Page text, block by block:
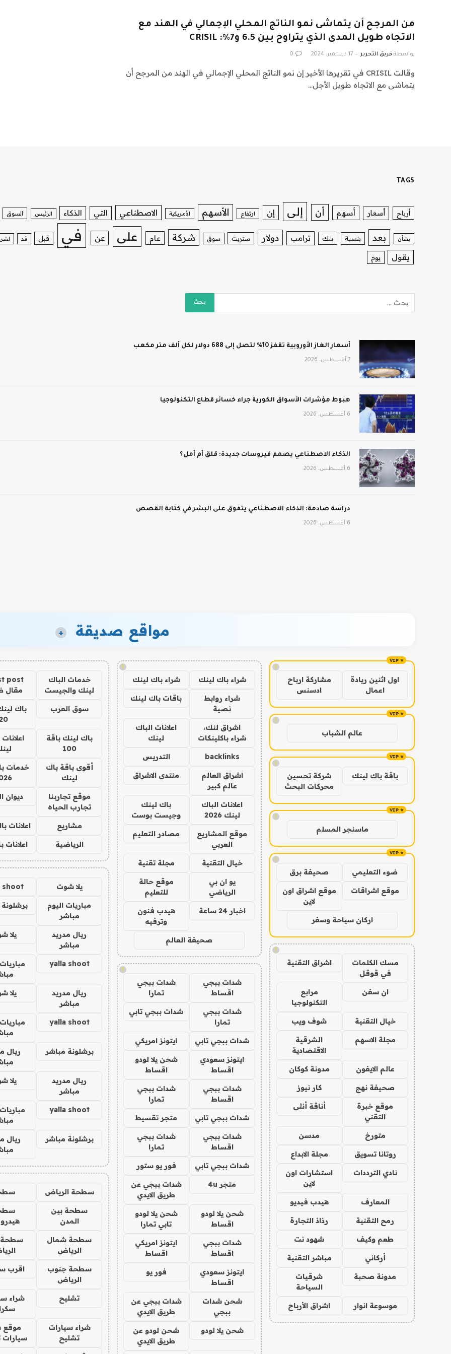
من المرجح أن يتماشى نمو الناتج المحلي الإجمالي في الهند مع
الاتجاه طويل المدى الذي يتراوح بين 6.5 و7%: CRISIL
بواسطة فريق التحرير 17 ديسمبر، 2024 0
وقالت CRISIL في تقريرها الأخير إن نمو الناتج المحلي الإجمالي في الهند من المرجح أن
يتماشى مع الاتجاه طويل الأجل…
TAGS
أرباح أسعار أسهم أن إلى إن ارتفاع الأسهم الأمريكية الاصطناعي التي الذكاء الرئيس السوق
بشأن بعد بنسبة بنك ترامب دولار ستريت سوق شركة عام على عن في قبل قد
يقول يوم
أسعار الغاز الأوروبية تقفز 10% لتصل إلى 688 دولار لكل ألف متر مكعب
7 أغسطس، 2026
هبوط مؤشرات الأسواق الكورية جراء خسائر قطاع التكنولوجيا
6 أغسطس، 2026
الذكاء الاصطناعي يصمم فيروسات جديدة: قلق أم أمل؟
6 أغسطس، 2026
دراسة صادمة: الذكاء الاصطناعي يتفوق على البشر في كتابة القصص
6 أغسطس، 2026
مواقع صديقة +
!
اول اثنين ريادة
اعمال
مشاركة ارباح
ادسنس
!
عالم الشباب
!
باقة باك لينك
شركة تحسين
محركات البحث
!
ماسنجر المسلم
!
ضوء التعليمي صحيفة برق
موقع اشراقات
موقع اشراق اون
لاين
اركان سياحة وسفر
!
مسك الكلمات
في قوقل
اشراق التقنية
ان سفن
مرابع
التكنولوجيا
خيال التقنية شوف ويب
مجلة الاسهم
الشرقية
الاقتصادية
عالم الايفون مدونة كوكان
صحيفة نهج كار نيوز
موقع خبرة
التقني
أناقة أنثى
متورخ مدسن
روتانا تسويق مجلة الابداع
نادي الترددات
استشارات اون
لاين
المعارف هيدب فيديو
رمح التقنية رذاذ التجارة
طعم وكيف شهود نت
أركاني مباشر التقنية
مدونة صحبة
شرقيات
السياحة
موسوعة انوار اشراق الأرباح
!
شراء باك لينك شراء باك لينك
شراء روابط
نصية
باقات باك لينك
اشراق لنك،
شراء باكلينكات
اعلانات الباك
لينك
backlinks التدريس
اشراق العالم
عالم كبير
منتدى الاشراق
اعلانات الباك
لينك 2026
باك لينك
وجيست بوست
موقع المشاريع
العربي
مصادر التعليم
خيال التقنية مجلة تقنية
يو ان بي
الرياضي
موقع حالة
للتعليم
اخبار 24 ساعة
هيدب فنون
وترفيه
صحيفة العالم
!
شدات ببجي
اقساط
شدات ببجي
تمارا
شدات ببجي
تمارا
شدات ببجي تابي
شدات ببجي تابي ايتونز امريكي
ايتونز سعودي
اقساط
شحن يلا لودو
اقساط
شدات ببجي
اقساط
شدات ببجي
تمارا
شدات ببجي تابي متجر تقسيط
شدات ببجي
اقساط
شدات ببجي
تمارا
شدات ببجي تابي فور يو ستور
متجر 4u
شدات ببجي عن
طريق الايدي
شحن يلا لودو
اقساط
شحن يلا لودو
تابي تمارا
شدات ببجي
اقساط
ايتونز امريكي
اقساط
ايتونز سعودي
اقساط
فور يو
شحن شدات
ببجي
شدات ببجي عن
طريق الايدي
شحن يلا لودو
شحن لودو عن
طريق الايدي
خدمات الباك
لينك والجيست
post
مقال
سوق العرب
باك
باك لينك باقة
100
أقوى باقة باك
لينك
خدمات
موقع تجاربنا
تجارب الحياه
ديوان
مشاريع اعلانات
الرياضية اعلانات
يلا شوت shoot
مباريات اليوم
مباشر
ريال مدريد
مباشر
يلا
yalla shoot
ريال مدريد
مباشر
يلا
yalla shoot
برشلونة مباشر
ريال
ريال مدريد
مباشر
يلا
yalla shoot
برشلونة مباشر
ريال
سطحة الرياض
سطحة بين
المدن
سطحة شمال
الرياض
سطحة
سطحة جنوب
الرياض
اقرب
تشليح
شراء
شراء سيارات
تشليح
موقع
سيارات